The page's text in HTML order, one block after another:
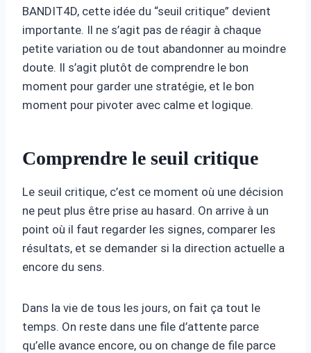
BANDIT4D, cette idée du “seuil critique” devient
importante. Il ne s’agit pas de réagir à chaque
petite variation ou de tout abandonner au moindre
doute. Il s’agit plutôt de comprendre le bon
moment pour garder une stratégie, et le bon
moment pour pivoter avec calme et logique.
Comprendre le seuil critique
Le seuil critique, c’est ce moment où une décision
ne peut plus être prise au hasard. On arrive à un
point où il faut regarder les signes, comparer les
résultats, et se demander si la direction actuelle a
encore du sens.
Dans la vie de tous les jours, on fait ça tout le
temps. On reste dans une file d’attente parce
qu’elle avance encore, ou on change de file parce